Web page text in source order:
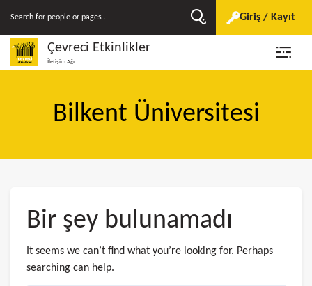
Giriş / Kayıt
Çevreci Etkinlikler
İletişim Ağı
Bilkent Üniversitesi
Bir şey bulunamadı
It seems we can’t find what you’re looking for. Perhaps
searching can help.